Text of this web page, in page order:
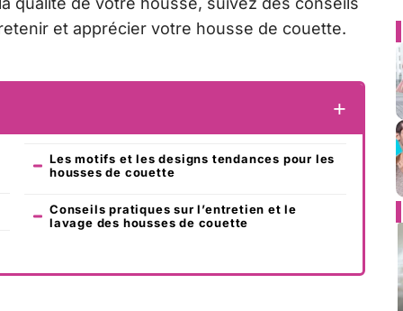
et apprécier votre housse de couette.
Les motifs et les designs tendances pour les
housses de couette
Conseils pratiques sur l’entretien et le
lavage des housses de couette